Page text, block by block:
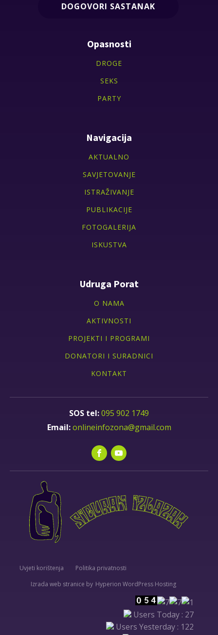
DOGOVORI SASTANAK
Opasnosti
DROGE
SEKS
PARTY
Navigacija
AKTUALNO
SAVJETOVANJE
ISTRAŽIVANJE
PUBLIKACIJE
FOTOGALERIJA
ISKUSTVA
Udruga Porat
O NAMA
AKTIVNOSTI
PROJEKTI I PROGRAMI
DONATORI I SURADNICI
KONTAKT
095 902 1749
onlineinfozona@gmail.com
Uvjeti korištenja
Politika privatnosti
Hyperion WordPress Hosting
Users Today : 27
Users Yesterday : 122